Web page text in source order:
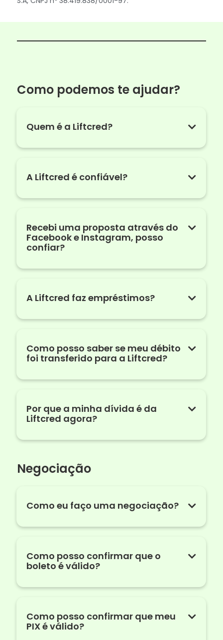
Como podemos te ajudar?
Quem é a Liftcred?
A Liftcred é confiável?
Recebi uma proposta através do
Facebook e Instagram, posso
confiar?
A Liftcred faz empréstimos?
Como posso saber se meu débito
foi transferido para a Liftcred?
Por que a minha dívida é da
Liftcred agora?
Negociação
Como eu faço uma negociação?
Como posso confirmar que o
boleto é válido?
Como posso confirmar que meu
PIX é válido?